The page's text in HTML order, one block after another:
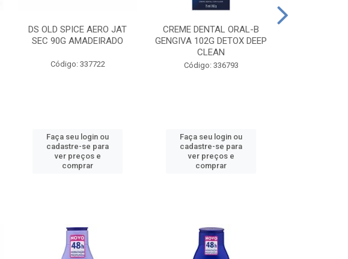
DS OLD SPICE AERO JAT
SEC 90G AMADEIRADO
Código: 337722
Faça seu login ou
cadastre-se para
ver preços e
comprar
CREME DENTAL ORAL-B
GENGIVA 102G DETOX DEEP
CLEAN
Código: 336793
Faça seu login ou
cadastre-se para
ver preços e
comprar